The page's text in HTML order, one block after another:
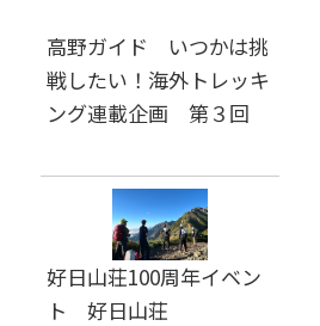
高野ガイド いつかは挑
戦したい！海外トレッキ
ング連載企画 第３回
好日山荘100周年イベン
ト 好日山荘